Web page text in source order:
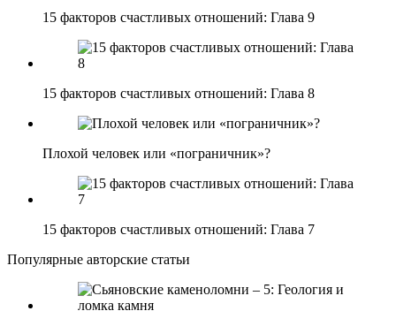
15 факторов счастливых отношений: Глава 9
15 факторов счастливых отношений: Глава 8
Плохой человек или «пограничник»?
15 факторов счастливых отношений: Глава 7
Популярные авторские статьи